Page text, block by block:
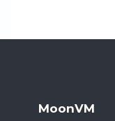
MoonVM